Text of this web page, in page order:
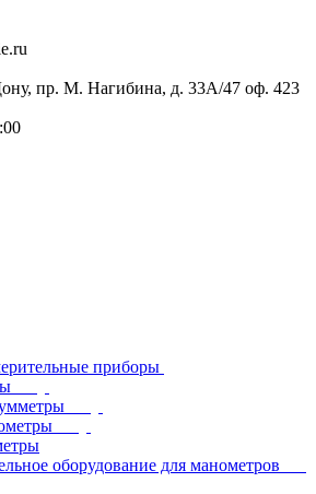
пр. М. Нагибина, д. 33А/47 оф. 423
приборы
оборудование для манометров